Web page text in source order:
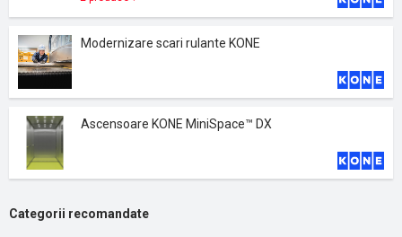
Modernizare scari rulante KONE
Ascensoare KONE MiniSpace™ DX
Categorii recomandate